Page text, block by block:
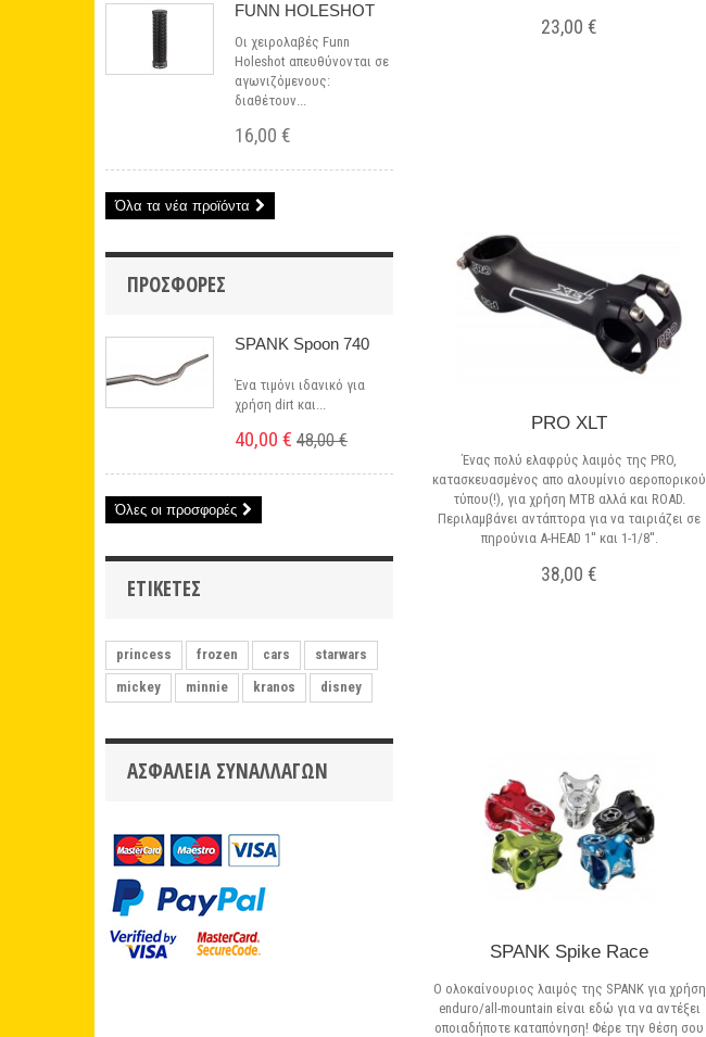
FUNN HOLESHOT
Οι χειρολαβές Funn
Holeshot απευθύνονται σε
αγωνιζόμενους:
διαθέτουν...
16,00 €
Όλα τα νέα προϊόντα
ΠΡΟΣΦΟΡΈΣ
SPANK Spoon 740
Ένα τιμόνι ιδανικό για
χρήση dirt και...
40,00 € 48,00 €
Όλες οι προσφορές
ΕΤΙΚΈΤΕΣ
princess frozen cars
starwars
mickey
minnie kranos disney
ΑΣΦΆΛΕΙΑ ΣΥΝΑΛΛΑΓΏΝ
23,00 €
PRO XLT
Ένας πολύ ελαφρύς λαιμός της PRO,
κατασκευασμένος απο αλουμίνιο αεροπορικού
τύπου(!), για χρήση MTB αλλά και ROAD.
Περιλαμβάνει αντάπτορα για να ταιριάζει σε
πηρούνια A-HEAD 1'' και 1-1/8''.
38,00 €
SPANK Spike Race
Ο ολοκαίνουριος λαιμός της SPANK για χρήση
enduro/all-mountain είναι εδώ για να αντέξει
οποιαδήποτε καταπόνηση! Φέρε την θέση σου